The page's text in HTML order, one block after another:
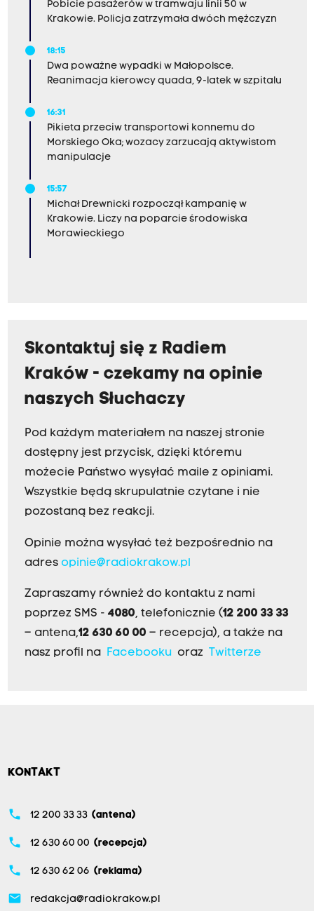
Pobicie pasażerów w tramwaju linii 50 w
Krakowie. Policja zatrzymała dwóch mężczyzn
18:15
Dwa poważne wypadki w Małopolsce.
Reanimacja kierowcy quada, 9-latek w szpitalu
16:31
Pikieta przeciw transportowi konnemu do
Morskiego Oka; wozacy zarzucają aktywistom
manipulacje
15:57
Michał Drewnicki rozpoczął kampanię w
Krakowie. Liczy na poparcie środowiska
Morawieckiego
Skontaktuj się z Radiem
Kraków - czekamy na opinie
naszych Słuchaczy
Pod każdym materiałem na naszej stronie
dostępny jest przycisk, dzięki któremu
możecie Państwo wysyłać maile z opiniami.
Wszystkie będą skrupulatnie czytane i nie
pozostaną bez reakcji.
Opinie można wysyłać też bezpośrednio na
adres opinie@radiokrakow.pl
Zapraszamy również do kontaktu z nami
poprzez SMS - 4080, telefonicznie (12 200 33 33
– antena,12 630 60 00 – recepcja), a także na
nasz profil na
Facebookuoraz Twitterze
KONTAKT
phone 12 200 33 33 (antena)
phone 12 630 60 00 (recepcja)
phone 12 630 62 06 (reklama)
email redakcja@radiokrakow.pl